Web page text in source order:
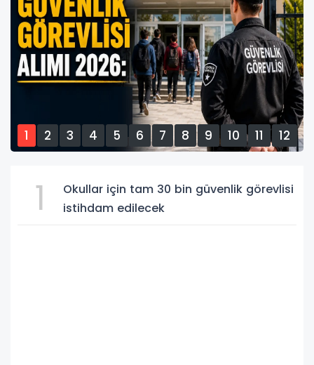
1 2 3 4 5 6 7 8 9 10 11
12
1
Okullar için tam 30 bin güvenlik görevlisi
istihdam edilecek